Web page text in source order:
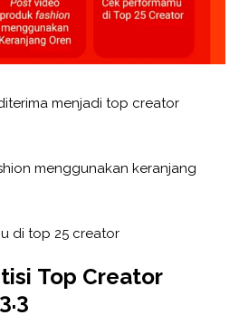
menjadi top creator
menggunakan keranjang
di top 25 creator
Top Creator